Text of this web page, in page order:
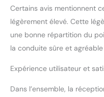
Certains avis mentionnent
légèrement élevé. Cette
une bonne répartition du
la conduite sûre et agréable
Expérience utilisateur et
Dans l’ensemble, la